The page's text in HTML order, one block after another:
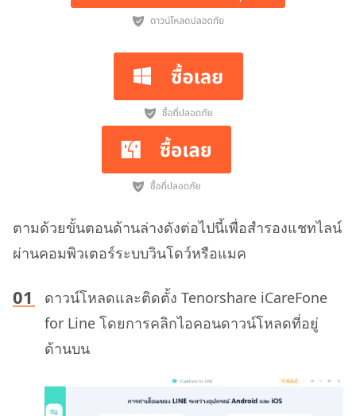
ตามด้วยขั้นตอนด้านล่างดังต่อไปนี้เพื่อสํารองแชทไลน์
ผ่านคอมพิวเตอร์ระบบวินโดว์หรือแมค
ดาวน์โหลดและติดตั้ง Tenorshare iCareFone
for Line โดยการคลิกไอคอนดาวน์โหลดที่อยู่
ด้านบน